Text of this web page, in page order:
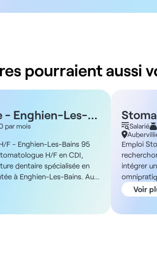
pourraient aussi
- Enghien-Les-
par mois
F - Enghien-Les-Bains 95
H/F en CDI,
dentaire spécialisée en
à Enghien-Les-Bains. Au
dédiée au domaine
un établissement spécialisé
H/F
Salarié
Emploi
intégrer
d'une
dentaire,
soins. Un
proximité
Voir